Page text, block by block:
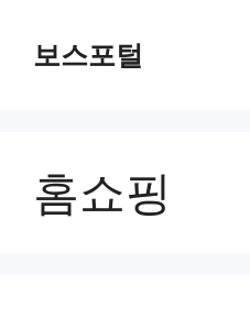
보스포털
홈쇼핑